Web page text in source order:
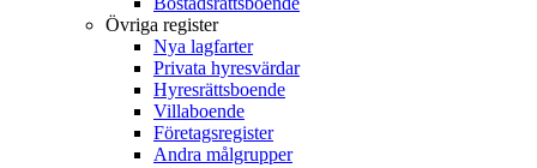
Övriga register
Nya lagfarter
Privata hyresvärdar
Hyresrättsboende
Villaboende
Företagsregister
Andra målgrupper